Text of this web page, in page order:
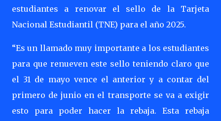
estudiantes a renovar el sello de la Tarjeta
Nacional Estudiantil (TNE) para el año 2025.
“Es un llamado muy importante a los estudiantes
para que renueven este sello teniendo claro que
el 31 de mayo vence el anterior y a contar del
primero de junio en el transporte se va a exigir
esto para poder hacer la rebaja. Esta rebaja